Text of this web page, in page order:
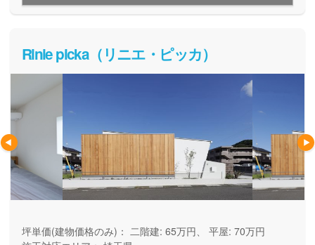
Rinie picka（リニエ・ピッカ）
坪単価(建物価格のみ)： 二階建: 65万円、 平屋: 70万円